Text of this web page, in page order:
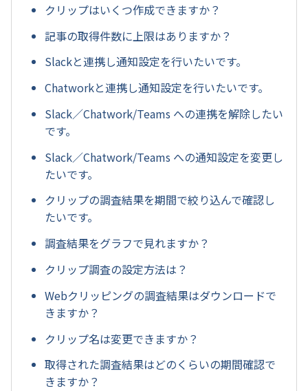
クリップはいくつ作成できますか？
記事の取得件数に上限はありますか？
Slackと連携し通知設定を行いたいです。
Chatworkと連携し通知設定を行いたいです。
Slack／Chatwork/Teams への連携を解除したい
です。
Slack／Chatwork/Teams への通知設定を変更し
たいです。
クリップの調査結果を期間で絞り込んで確認し
たいです。
調査結果をグラフで見れますか？
クリップ調査の設定方法は？
Webクリッピングの調査結果はダウンロードで
きますか？
クリップ名は変更できますか？
取得された調査結果はどのくらいの期間確認で
きますか？